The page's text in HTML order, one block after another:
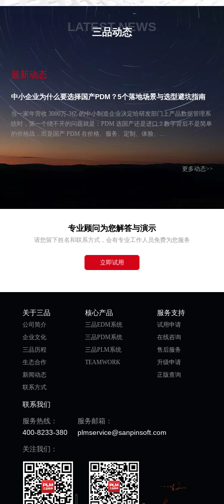
LATEST NEWS
三品动态
最新动态
中小企业为什么要选择国产PDM？5个落地场景与选型避坑指南
当一家年营收 3000万-3亿 的中小制造企业决定给研发部门上产品数据管理系
统时，第一个绕不开的问题就是：PDM 选国产还是进口？数字背后不是简单
的价格战，而是国产 PDM 在价格、服务、定制、体验、…
更多动态>>
专业顾问为您解答与演示
请您留下姓名和联系方式，会有专业工作人员免费为您服务
立即试用
关于三品
公司简介
企业文化
三品历程
生态合作
新闻动态
联系方式
核心产品
三品EDM系统
三品PDM系统
三品PLM系统
TEAMWORK
服务支持
试用申请
在线咨询
售后服务
升级申请
正版查询
联系我们
服务热线：
400-8233-380
服务邮箱：
plmservice@sanpinsoft.com
关注我们：